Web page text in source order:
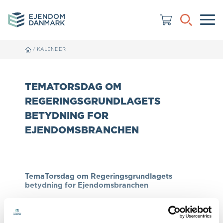
/ KALENDER
TEMATORSDAG OM
REGERINGSGRUNDLAGETS
BETYDNING FOR
EJENDOMSBRANCHEN
TemaTorsdag om Regeringsgrundlagets
betydning for Ejendomsbranchen
Har du spekuleret over, hvordan det nye